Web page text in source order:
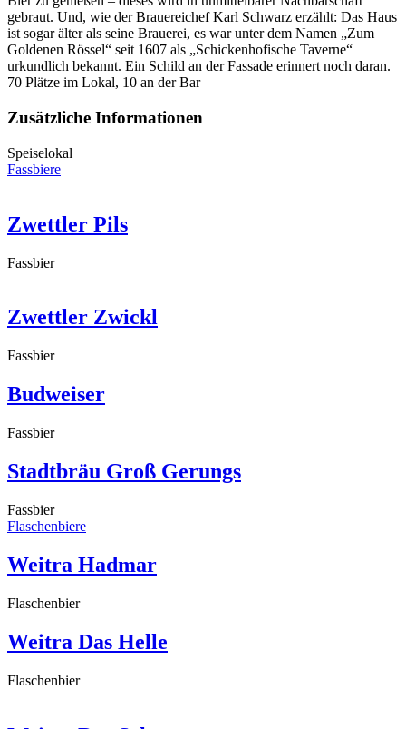
gebraut. Und, wie der Brauereichef Karl Schwarz erzählt: Das Haus
ist sogar älter als seine Brauerei, es war unter dem Namen „Zum
Goldenen Rössel“ seit 1607 als „Schickenhofische Taverne“
urkundlich bekannt. Ein Schild an der Fassade erinnert noch daran.
70 Plätze im Lokal, 10 an der Bar
Zusätzliche Informationen
Speiselokal
Fassbiere
Zwettler Pils
Fassbier
Zwettler Zwickl
Fassbier
Budweiser
Fassbier
Stadtbräu Groß Gerungs
Fassbier
Flaschenbiere
Weitra Hadmar
Flaschenbier
Weitra Das Helle
Flaschenbier